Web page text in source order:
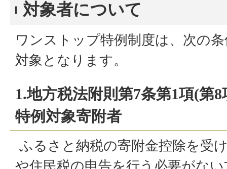
対象者について
ワンストップ特例制度は、次の
対象となります。
1.地方税法附則第7条第1項(第
特例対象寄附者
ふるさと納税の寄附金控除を受